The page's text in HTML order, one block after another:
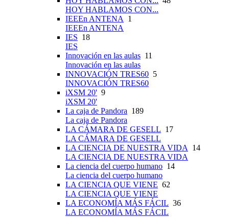
HOY HABLAMOS CON...
IEEEn ANTENA 1
IEEEn ANTENA
IES 18
IES
Innovación en las aulas 11
Innovación en las aulas
INNOVACIÓN TRES60 5
INNOVACIÓN TRES60
iXSM 20' 9
iXSM 20'
La caja de Pandora 189
La caja de Pandora
LA CÁMARA DE GESELL 17
LA CÁMARA DE GESELL
LA CIENCIA DE NUESTRA VIDA 14
LA CIENCIA DE NUESTRA VIDA
La ciencia del cuerpo humano 14
La ciencia del cuerpo humano
LA CIENCIA QUE VIENE 62
LA CIENCIA QUE VIENE
LA ECONOMÍA MÁS FÁCIL 36
LA ECONOMÍA MÁS FÁCIL